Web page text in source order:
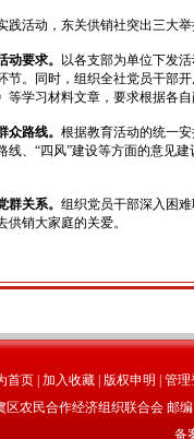
践活动，东关供销社突出三大
要求。
以各支部为单位下发
节。同时，组织全社党员干
等学习材料文章，要求根据各
路线。 根据教育活动的统一
线、“四风”建设等方面的意见
关系。 组织党员干部深入困
销大家庭的关爱。
首页 加入收藏 版权申明
管理
区农民合作经济组织联合会 邮
备